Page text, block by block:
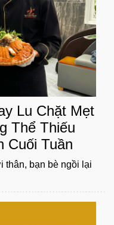
Lu Chặt Mẹt
Thể Thiếu
Cuối Tuần
thân, bạn bè ngồi lại